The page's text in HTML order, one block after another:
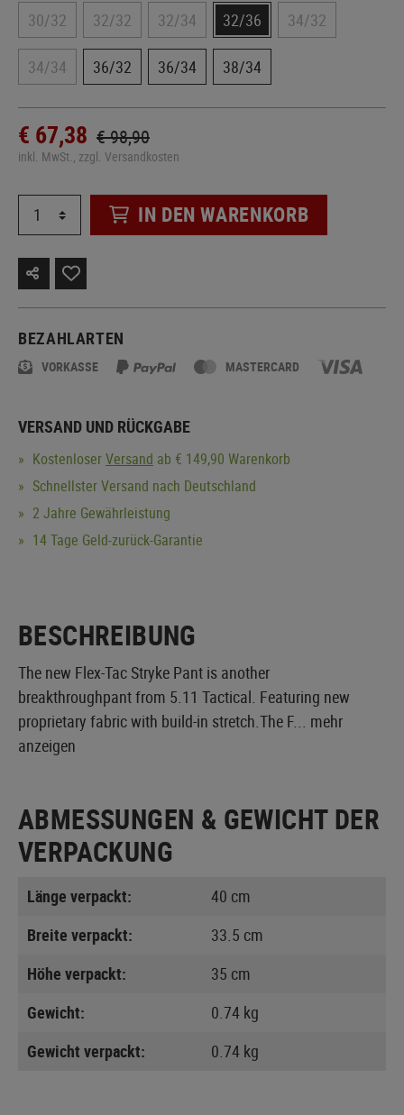
30/32
32/32 32/34 32/36 34/32
34/34 36/32 36/34 38/34
€ 67,38 € 98,90
inkl. MwSt., zzgl. Versandkosten
IN DEN WARENKORB
BEZAHLARTEN
VORKASSE MASTERCARD
VERSAND UND RÜCKGABE
KostenloserVersand ab € 149,90 Warenkorb
Schnellster Versand nach Deutschland
2 Jahre Gewährleistung
14 Tage Geld-zurück-Garantie
BESCHREIBUNG
The new Flex-Tac Stryke Pant is another
breakthroughpant from 5.11 Tactical. Featuring new
proprietary fabric with build-in stretch.The F... mehr
anzeigen
ABMESSUNGEN & GEWICHT DER
VERPACKUNG
Länge verpackt:
40 cm
Breite verpackt:
33.5 cm
Höhe verpackt:
35 cm
Gewicht:
0.74 kg
Gewicht verpackt:
0.74 kg